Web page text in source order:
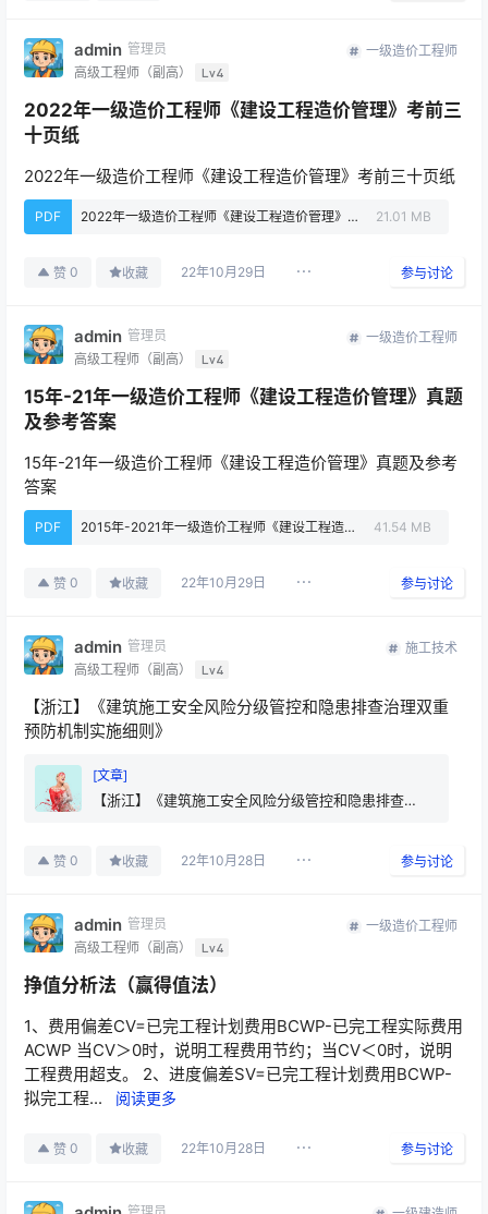
admin 管理员
高级工程师（副高）
Lv4
一级造价工程师
2022年一级造价工程师《建设工程造价管理》考前三
十页纸
2022年一级造价工程师《建设工程造价管理》考前三十页纸
PDF 2022年一级造价工程师《建设工程造价管理》考前三十页纸.pdf 21.01 MB
赞 0 收藏 22年10月29日 参与讨论
admin 管理员
高级工程师（副高）
Lv4
一级造价工程师
15年-21年一级造价工程师《建设工程造价管理》真题
及参考答案
15年-21年一级造价工程师《建设工程造价管理》真题及参考
答案
PDF 2015年-2021年一级造价工程师《建设工程造价管理》真题及参考答案.pdf 41.54 MB
赞 0 收藏 22年10月29日 参与讨论
admin 管理员
高级工程师（副高）
Lv4
施工技术
【浙江】《建筑施工安全风险分级管控和隐患排查治理双重
预防机制实施细则》
[文章]
【浙江】《建筑施工安全风险分级管控和隐患排查治
赞 0 收藏 22年10月28日 参与讨论
admin 管理员
高级工程师（副高）
Lv4
一级造价工程师
挣值分析法（赢得值法）
1、费用偏差CV=已完工程计划费用BCWP-已完工程实际费用
ACWP 当CV＞0时，说明工程费用节约；当CV＜0时，说明
工程费用超支。 2、进度偏差SV=已完工程计划费用BCWP-
拟完工程...
阅读更多
赞 0 收藏 22年10月28日 参与讨论